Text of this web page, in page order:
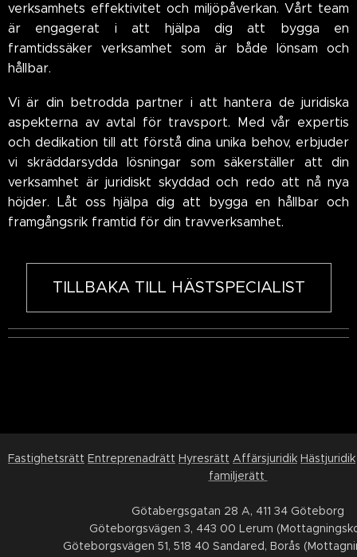
verksamhets effektivitet och miljöpåverkan. Vårt team
är engagerat i att hjälpa dig att bygga en
framtidssäker verksamhet som är både lönsam och
hållbar.
Vi är din betrodda partner i att hantera de juridiska
aspekterna av avtal för travsport. Med vår expertis
och dedikation till att förstå dina unika behov, erbjuder
vi skräddarsydda lösningar som säkerställer att din
verksamhet är juridiskt skyddad och redo att nå nya
höjder. Låt oss hjälpa dig att bygga en hållbar och
framgångsrik framtid för din travverksamhet.
TILLBAKA TILL HÄSTSPECIALIST
Fastighetsrätt Entreprenadrätt Hyresrätt Affärsjuridik Hästjuridik
familjerätt
Götabergsgatan 28 A, 411 34 Göteborg
Göteborgsvägen 3, 443 00 Lerum
Göteborgsvägen 51, 518 40 Sandared, Borås